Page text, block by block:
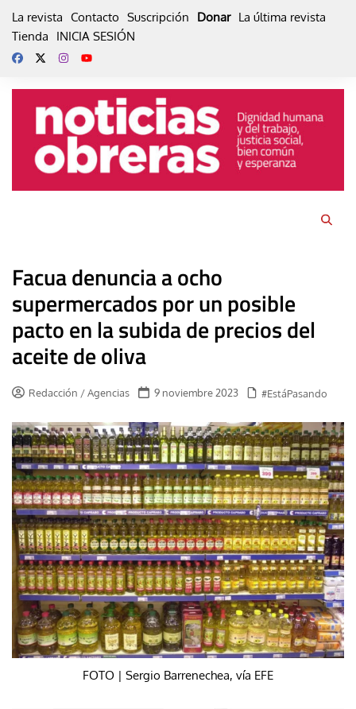
La revista Contacto Suscripción Donar La última revista
Tienda
INICIA SESIÓN
Facua denuncia a ocho
supermercados por un posible
pacto en la subida de precios del
aceite de oliva
Redacción / Agencias 9 noviembre 2023 #EstáPasando
FOTO | Sergio Barrenechea, vía EFE